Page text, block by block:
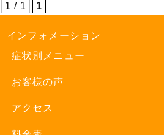
1 / 1 1
インフォメーション
症状別メニュー
お客様の声
アクセス